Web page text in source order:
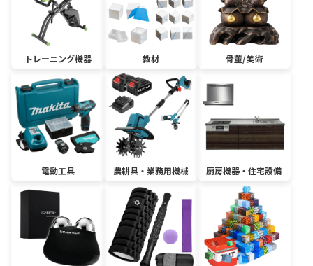
トレーニング機器 教材 骨董/美術
電動工具 農耕具・業務用機械 厨房機器・住宅設備